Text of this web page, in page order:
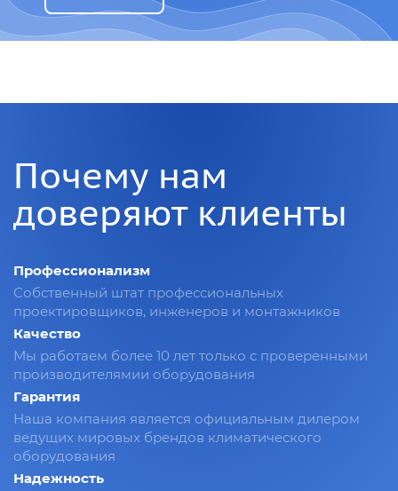
Почему нам
доверяют клиенты
Профессионализм
Собственный штат профессиональных
проектировщиков, инженеров и монтажников
Качество
Мы работаем более 10 лет только с проверенными
производителямии оборудования
Гарантия
Наша компания является официальным дилером
ведущих мировых брендов климатического
оборудования
Надежность